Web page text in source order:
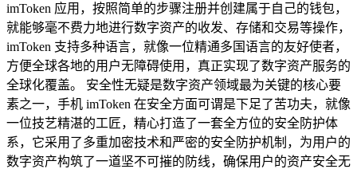
imToken 应用，按照简单的步骤注册并创建属于自己的钱包，
就能够毫不费力地进行数字资产的收发、存储和交易等操作，
imToken 支持多种语言，就像一位精通多国语言的友好使者，
方便全球各地的用户无障碍使用，真正实现了数字资产服务的
全球化覆盖。 安全性无疑是数字资产领域最为关键的核心要
素之一，手机 imToken 在安全方面可谓是下足了苦功夫，就像
一位技艺精湛的工匠，精心打造了一套全方位的安全防护体
系，它采用了多重加密技术和严密的安全防护机制，为用户的
数字资产构筑了一道坚不可摧的防线，确保用户的资产安全无